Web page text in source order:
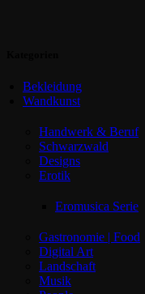
Bekleidung
Wandkunst
Handwerk & Beruf
Schwarzwald
Designs
Erotik
Eromusica Serie
Gastronomie | Food
Digital Art
Landschaft
Musik